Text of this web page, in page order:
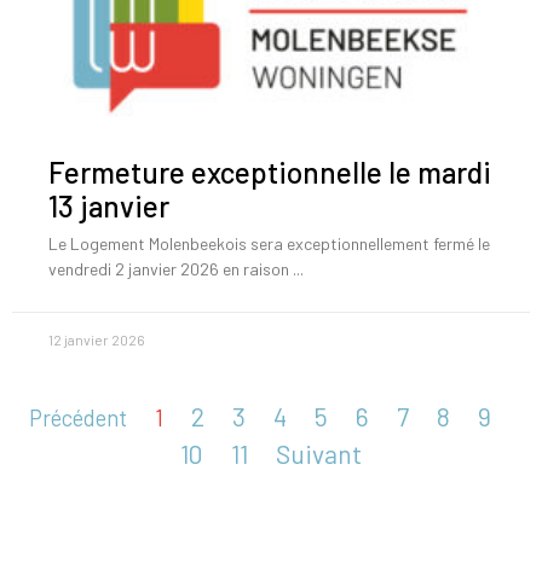
Fermeture exceptionnelle le mardi
13 janvier
Le Logement Molenbeekois sera exceptionnellement fermé le
vendredi 2 janvier 2026 en raison
12 janvier 2026
Précédent 1 2 3 4 5 6 7 8
9
10
11 Suivant